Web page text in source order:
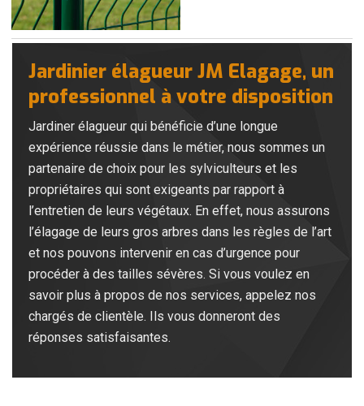
Jardinier élagueur JM Elagage, un
professionnel à votre disposition
Jardiner élagueur qui bénéficie d’une longue
expérience réussie dans le métier, nous sommes un
partenaire de choix pour les sylviculteurs et les
propriétaires qui sont exigeants par rapport à
l’entretien de leurs végétaux. En effet, nous assurons
l’élagage de leurs gros arbres dans les règles de l’art
et nos pouvons intervenir en cas d’urgence pour
procéder à des tailles sévères. Si vous voulez en
savoir plus à propos de nos services, appelez nos
chargés de clientèle. Ils vous donneront des
réponses satisfaisantes.